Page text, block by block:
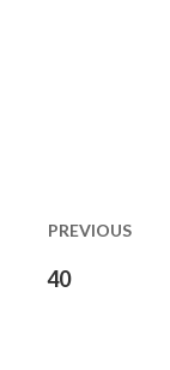
dans
les
PREVIOUS
Previous
40